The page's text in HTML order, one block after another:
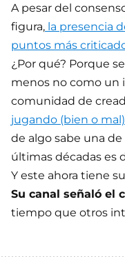
A pesar del
figura, la presencia
puntos más
¿Por qué? Porque
menos no como un
comunidad de
jugando (bien o
de algo sabe una
últimas décadas es
Y este ahora tiene
Su canal señaló el
tiempo que otros